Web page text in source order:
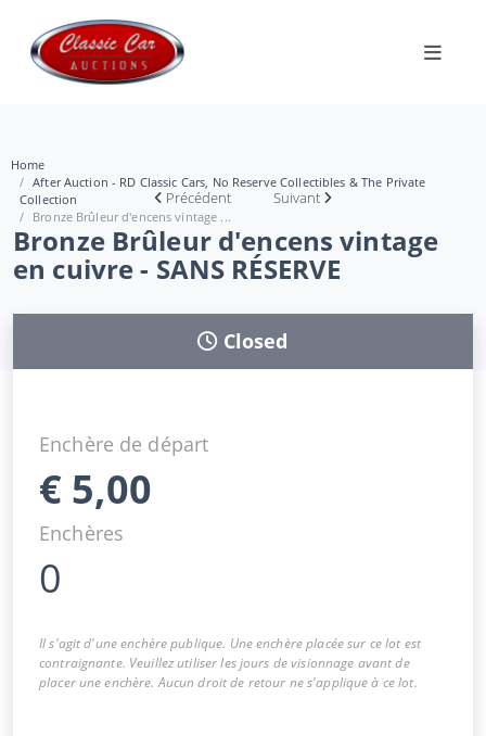
Home
After Auction - RD Classic Cars, No Reserve Collectibles & The Private
Collection
Bronze Brûleur d'encens vintage ...
Précédent Suivant
Bronze Brûleur d'encens vintage
en cuivre - SANS RÉSERVE
Closed
Enchère de départ
€ 5,00
Enchères
0
Il s'agit d'une enchère publique. Une enchère placée sur ce lot est
contraignante. Veuillez utiliser les jours de visionnage avant de
placer une enchère. Aucun droit de retour ne s'applique à ce lot.